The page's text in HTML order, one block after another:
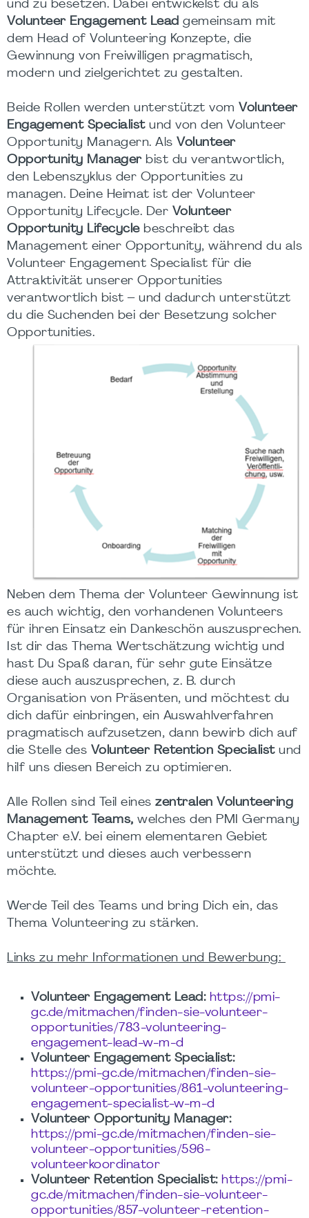
und zu besetzen. Dabei entwickelst du als
Volunteer Engagement Lead gemeinsam mit
dem Head of Volunteering Konzepte, die
Gewinnung von Freiwilligen pragmatisch,
modern und zielgerichtet zu gestalten.
Beide Rollen werden unterstützt vom Volunteer
Engagement Specialistund von den Volunteer
Opportunity Managern. Als Volunteer
Opportunity Managerbist du verantwortlich,
den Lebenszyklus der Opportunities zu
managen. Deine Heimat ist der Volunteer
Opportunity Lifecycle. Der Volunteer
Opportunity Lifecyclebeschreibt das
Management einer Opportunity, während du als
Volunteer Engagement Specialist für die
Attraktivität unserer Opportunities
verantwortlich bist – und dadurch unterstützt
du die Suchenden bei der Besetzung solcher
Opportunities.
Neben dem Thema der Volunteer Gewinnung ist
es auch wichtig, den vorhandenen Volunteers
für ihren Einsatz ein Dankeschön auszusprechen.
Ist dir das Thema Wertschätzung wichtig und
hast Du Spaß daran, für sehr gute Einsätze
diese auch auszusprechen, z. B. durch
Organisation von Präsenten, und möchtest du
dich dafür einbringen, ein Auswahlverfahren
pragmatisch aufzusetzen, dann bewirb dich auf
die Stelle des Volunteer Retention Specialistund
hilf uns diesen Bereich zu optimieren.
Alle Rollen sind Teil eines zentralen Volunteering
Management Teams, welches den PMI Germany
Chapter e.V. bei einem elementaren Gebiet
unterstützt und dieses auch verbessern
möchte.
Werde Teil des Teams und bring Dich ein, das
Thema Volunteering zu stärken.
Links zu mehr Informationen und Bewerbung:
Volunteer Engagement Lead: https://pmi-
gc.de/mitmachen/finden-sie-volunteer-
opportunities/783-volunteering-
engagement-lead-w-m-d
Volunteer Engagement Specialist:
https://pmi-gc.de/mitmachen/finden-sie-
volunteer-opportunities/861-volunteering-
engagement-specialist-w-m-d
Volunteer Opportunity Manager:
https://pmi-gc.de/mitmachen/finden-sie-
volunteer-opportunities/596-
volunteerkoordinator
Volunteer Retention Specialist: https://pmi-
gc.de/mitmachen/finden-sie-volunteer-
opportunities/857-volunteer-retention-